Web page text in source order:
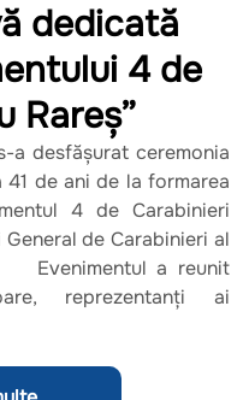
dedicată
4 de
Rareș”
a desfășurat ceremonia
de ani de la formarea
4 de Carabinieri
de Carabinieri al
Evenimentul a reunit
reprezentanți ai